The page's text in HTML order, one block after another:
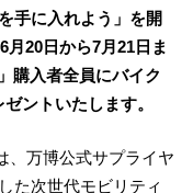
手に入れよう」を開
20日から7月21日ま
購入者全員にバイク
ントいたします。
、万博公式サプライヤ
た次世代モビリティ